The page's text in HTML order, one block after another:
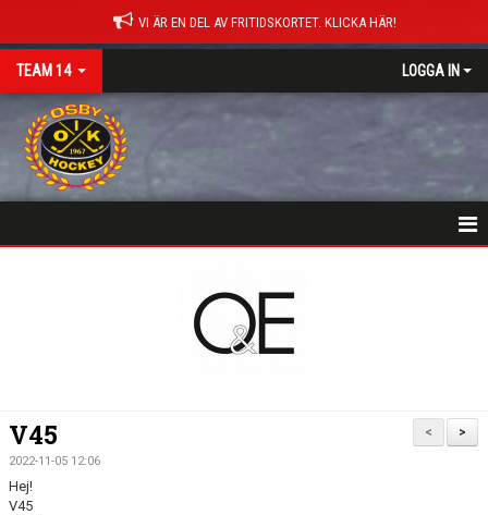
VI ÄR EN DEL AV FRITIDSKORTET. KLICKA HÄR!
TEAM 14 LOGGA IN
TRUPPEN
BILDGALLERI
>
<
V45
2022-11-05 12:06
Hej!
V45